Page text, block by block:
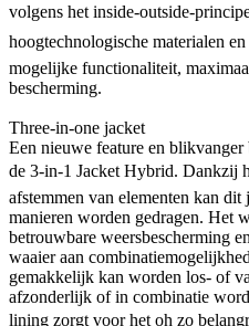
volgens het inside-outside-
hoogtechnologische materialen
mogelijke functionaliteit,
bescherming.
Three-in-one jacket
Een nieuwe feature en
de 3-in-1 Jacket Hybrid.
afstemmen van elementen kan
manieren worden gedragen. Het
betrouwbare weersbescherming
waaier aan
gemakkelijk kan worden los- of
afzonderlijk of in combinatie
lining zorgt voor het oh zo